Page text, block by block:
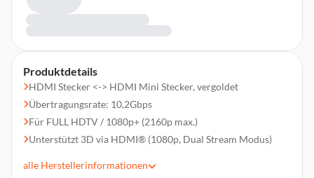
Produktdetails
HDMI Stecker <-> HDMI Mini Stecker, vergoldet
Übertragungsrate: 10,2Gbps
Für FULL HDTV / 1080p+ (2160p max.)
Unterstützt 3D via HDMI® (1080p, Dual Stream Modus)
alle Herstellerinformationen